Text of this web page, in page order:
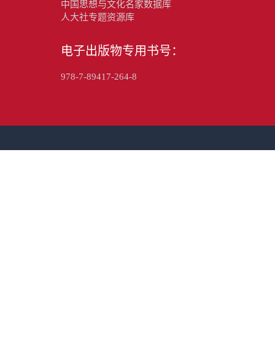
中国思想与文化名家数据库
人大社专题资源库
电子出版物专用书号：
978-7-89417-264-8